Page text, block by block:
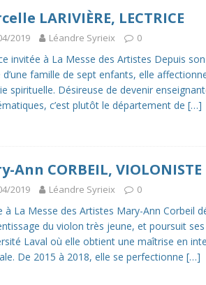
LARIVIÈRE, LECTRICE
2019 Léandre Syrieix 0
invitée à La Messe des Artistes Depuis
d’une famille de sept enfants, elle
spirituelle. Désireuse de devenir
c’est plutôt le département de […]
Ann CORBEIL, VIOLONISTE
2019 Léandre Syrieix 0
à La Messe des Artistes Mary-Ann Corbeil
du violon très jeune, et poursuit
Laval où elle obtient une maîtrise en
De 2015 à 2018, elle se perfectionne […]